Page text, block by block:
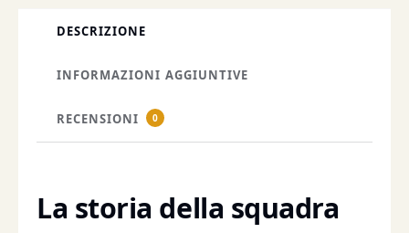
DESCRIZIONE
INFORMAZIONI AGGIUNTIVE
RECENSIONI 0
La storia della squadra